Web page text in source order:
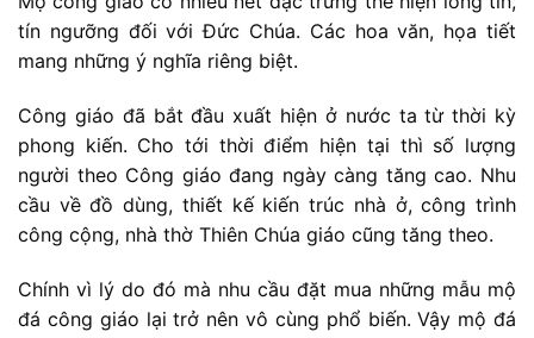
tín ngưỡng đối với Đức Chúa. Các hoa văn, họa tiết
mang những ý nghĩa riêng biệt.
Công giáo đã bắt đầu xuất hiện ở nước ta từ thời kỳ
phong kiến. Cho tới thời điểm hiện tại thì số lượng
người theo Công giáo đang ngày càng tăng cao. Nhu
cầu về đồ dùng, thiết kế kiến trúc nhà ở, công trình
công cộng, nhà thờ Thiên Chúa giáo cũng tăng theo.
Chính vì lý do đó mà nhu cầu đặt mua những mẫu mộ
đá công giáo lại trở nên vô cùng phổ biến. Vậy mộ đá